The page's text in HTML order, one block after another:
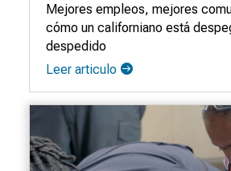
Mejores empleos, mejores
cómo un californiano está
despedido
Leer articulo